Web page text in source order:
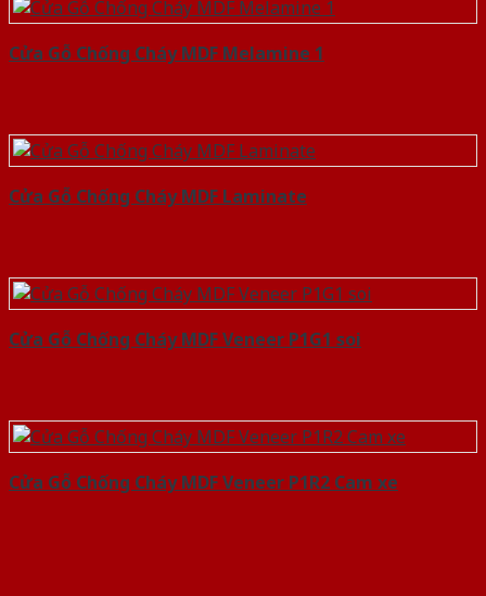
Cửa Gỗ Chống Cháy MDF Melamine 1
Cửa Gỗ Chống Cháy MDF Laminate
Cửa Gỗ Chống Cháy MDF Veneer P1G1 soi
Cửa Gỗ Chống Cháy MDF Veneer P1R2 Cam xe